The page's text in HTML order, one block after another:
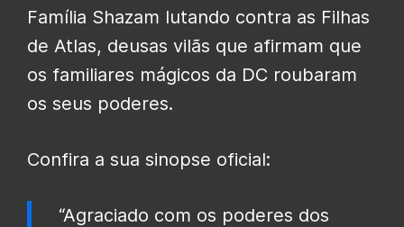
Família Shazam lutando contra as Filhas
de Atlas, deusas vilãs que afirmam que
os familiares mágicos da DC roubaram
os seus poderes.
Confira a sua sinopse oficial:
“Agraciado com os poderes dos